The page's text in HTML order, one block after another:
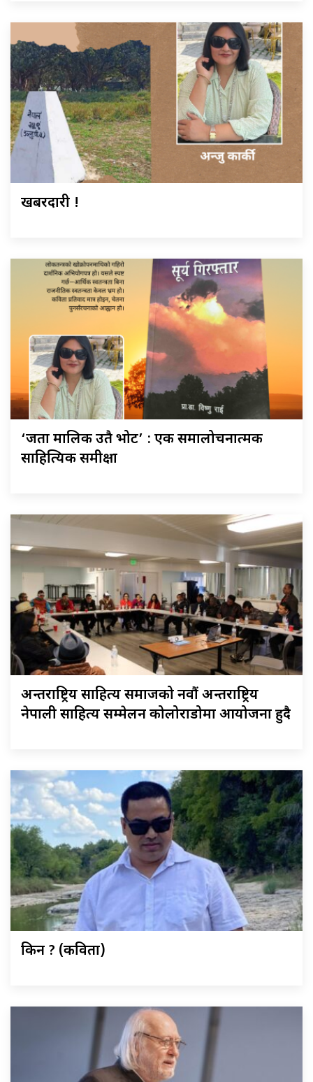
खबरदारी !
‘जता मालिक उतै भोट’ : एक समालोचनात्मक
साहित्यिक समीक्षा
अन्तराष्ट्रिय साहित्य समाजको नवौं अन्तराष्ट्रिय
नेपाली साहित्य सम्मेलन कोलोराडोमा आयोजना हुदै
किन ? (कविता)